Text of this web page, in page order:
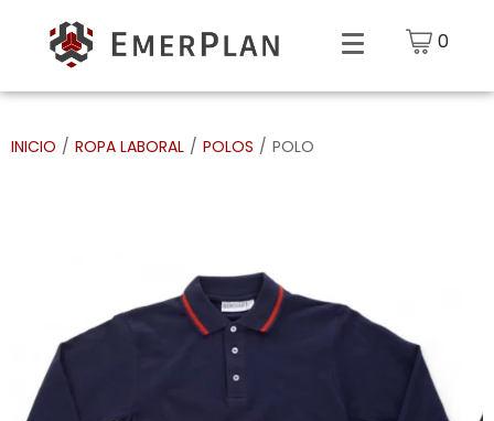
0
INICIO / ROPA LABORAL / POLOS / POLO